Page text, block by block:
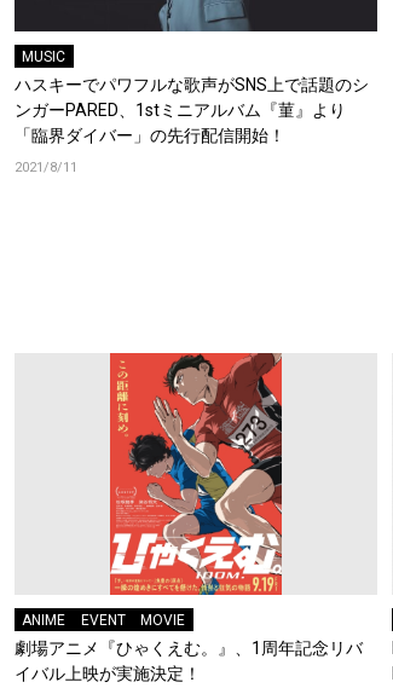
MUSIC
ハスキーでパワフルな歌声がSNS上で話題のシ
ンガーPARED、1stミニアルバム『菫』より
「臨界ダイバー」の先行配信開始！
2021/8/11
ANIME EVENT MOVIE
劇場アニメ『ひゃくえむ。』、1周年記念リバ
イバル上映が実施決定！